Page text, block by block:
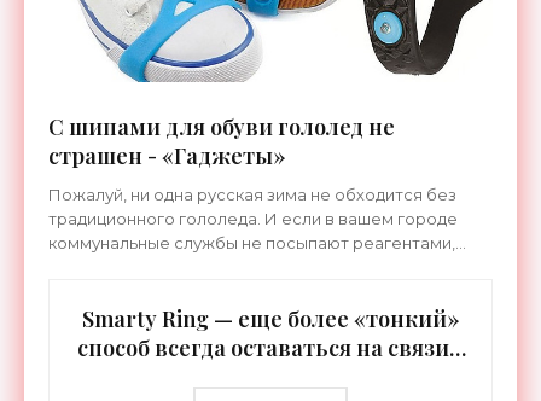
С шипами для обуви гололед не
страшен - «Гаджеты»
Пожалуй, ни одна русская зима не обходится без
традиционного гололеда. И если в вашем городе
коммунальные службы не посыпают реагентами,
Smarty Ring — еще более «тонкий»
способ всегда оставаться на связи -